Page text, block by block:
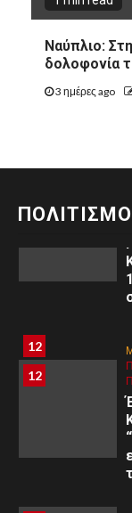
Ναύπλιο:
δολοφονία
3 ημέρες ago
11
12
12
8
8
9